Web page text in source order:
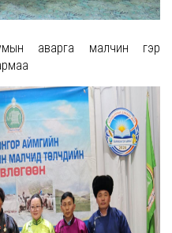
аварга малчин гэр